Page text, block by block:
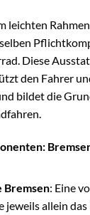
leichten
Diese
den Fahrer
bildet die
Bremsen: Eine
jeweils allein